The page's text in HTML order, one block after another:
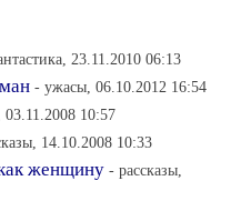
23.11.2010 06:13
- ужасы, 06.10.2012 16:54
03.11.2008 10:57
14.10.2008 10:33
женщину - рассказы,